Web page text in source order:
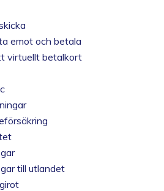
emot och betala
virtuellt betalkort
till utlandet